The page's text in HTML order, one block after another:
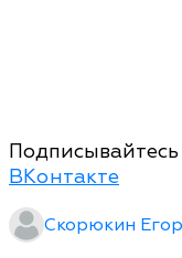
ВКонтакте
Скорюкин Егор